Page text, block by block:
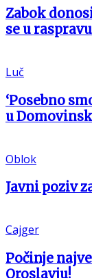
Zabok
se u raspravu
Luč
‘Posebno
u
Oblok
Javni poziv
Cajger
Počinje
Oroslavju!